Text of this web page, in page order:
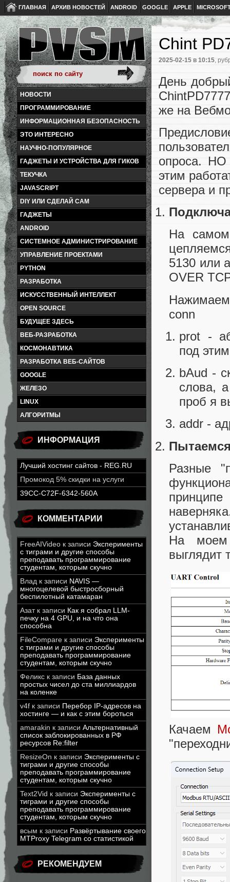
ГЛАВНАЯ АРХИВ НОВОСТЕЙ ANDROID GOOGLE APPLE
НОВОСТИ
ПРОГРАММИРОВАНИЕ
ИНФОРМАЦИОННАЯ БЕЗОПАСНОСТЬ
ЭТО ИНТЕРЕСНО
НАУЧНО-ПОПУЛЯРНОЕ
ГАДЖЕТЫ И УСТРОЙСТВА ДЛЯ ГИКОВ
ТЕКУЧКА
JAVASCRIPT
DIY ИЛИ СДЕЛАЙ САМ
ГАДЖЕТЫ
ANDROID
СИСТЕМНОЕ АДМИНИСТРИРОВАНИЕ
УПРАВЛЕНИЕ ПРОЕКТАМИ
PYTHON
РАЗРАБОТКА
ИСКУССТВЕННЫЙ ИНТЕЛЛЕКТ
OPEN SOURCE
БУДУЩЕЕ ЗДЕСЬ
ВЕБ-РАЗРАБОТКА
КОСМОНАВТИКА
РАЗРАБОТКА ВЕБ-САЙТОВ
GOOGLE
ЖЕЛЕЗО
LINUX
АЛГОРИТМЫ
ИНФОРМАЦИЯ
Лучший хостинг сайтов - REG.RU
Промокод 5% скидки на услуги
39CC-C72F-6342-560A
КОММЕНТАРИИ
FreeAIVideo к записи Эксперименты
с тиграми и другие способы
преподавать программирование
студентам, которым скучно
Влад к записи NAVIS —
многоцелевой быстросборный
беспилотный катамаран
Азатк записи Как я собрал LLM-
печку на 4 GPU, и на что она
способна
FileCompare к записи Эксперименты
с тиграми и другие способы
преподавать программирование
студентам, которым скучно
Феликс к записи База данных
простых чисел до ста миллиардов
на коленке
v4f к записи Перебор IP-адресов на
хостинге — и как с этим бороться
amarakin к записи Альтернативный
список заблокированных в РФ
ресурсов Re:filter
ResizeOn к записи Эксперименты с
тиграми и другие способы
преподавать программирование
студентам, которым скучно
Text2Vid к записи Эксперименты с
тиграми и другие способы
преподавать программирование
студентам, которым скучно
всым к записи Развёртывание своего
MTProxy Telegram со статистикой
РЕКОМЕНДУЕМ
Chint
2025-02-15 в 10:15,
День
же на
опроса. НО
этим
сервера и
На
5130 или
OVER
conn
prot -
под
bAud -
слова,
проб я
addr -
Разные
На моем
выглядит
Качаем